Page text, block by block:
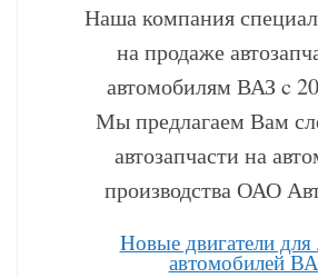
Наша компания
на продаже
автомобилям ВАЗ c
Мы предлагаем Вам
автозапчасти на
производства ОАО
Hовые двигатели
автомобилей